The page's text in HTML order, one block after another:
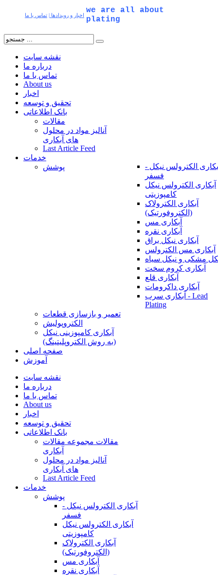
اخبار و رویدادها تماس با ما
we are all about
plating
نقشه سایت
درباره ما
تماس با ما
About us
اخبار
تحقیق و توسعه
بانک اطلاعاتی
مقالات
آنالیز مواد در محلول
های آبکاری
Last Article Feed
خدمات
پوشش
الکترولس نیکل -
فسفر
آبکاری الکترولس نیکل
کامپوزیتی
آبکاری الکترولاک
(الکتروفورتیک)
آبکاری مس
آبکاری نقره
آبکاری نیکل براق
آبکاری مس الکترولس
مشکی و نیکل سیاه
آبکاری کروم سخت
آبکاری قلع
آبکاری داکرومات
آبکاری سرب - Lead
Plating
تعمیر و بازسازی قطعات
الکتروپولیش
آبکاری کامپوزینی نیکل
(به روش الکتروپلیتینگ)
صفحه اصلی
آموزش
نقشه سایت
درباره ما
تماس با ما
About us
اخبار
تحقیق و توسعه
بانک اطلاعاتی
مقالات مجموعه مقالات
آبکاری
آنالیز مواد در محلول
های آبکاری
Last Article Feed
خدمات
پوشش
آبکاری الکترولس نیکل -
فسفر
آبکاری الکترولس نیکل
کامپوزیتی
آبکاری الکترولاک
(الکتروفورتیک)
آبکاری مس
آبکاری نقره